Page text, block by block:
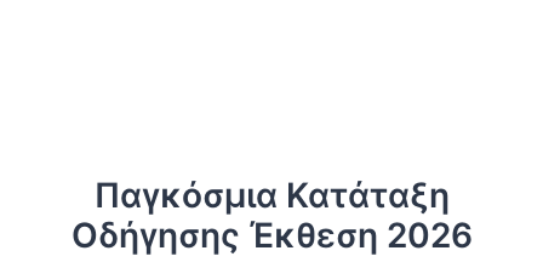
Παγκόσμια Κατάταξη
Οδήγησης Έκθεση 2026